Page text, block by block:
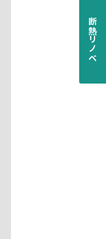
断熱リノベ